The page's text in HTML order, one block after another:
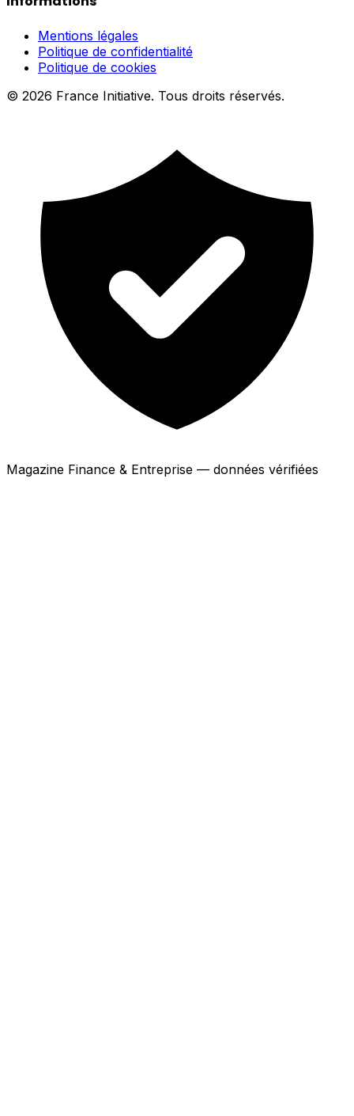
Mentions légales
Politique de confidentialité
Politique de cookies
© 2026 France Initiative. Tous droits réservés.
Magazine Finance & Entreprise — données vérifiées